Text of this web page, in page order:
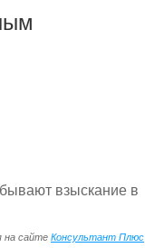
взыскание в
на сайте Консультант Плюс